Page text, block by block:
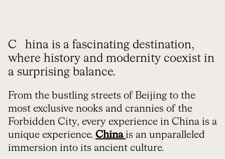
China is a fascinating destination,
where history and modernity coexist in
a surprising balance.
From the bustling streets of Beijing to the
most exclusive nooks and crannies of the
Forbidden City, every experience in China is a
unique experience. China is an unparalleled
immersion into its ancient culture.